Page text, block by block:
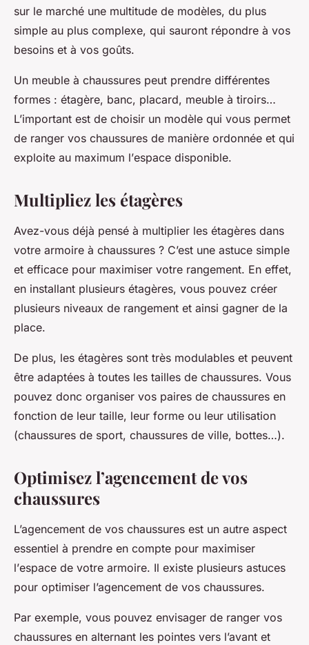
sur le marché une multitude de modèles, du plus
simple au plus complexe, qui sauront répondre à vos
besoins et à vos goûts.
Un meuble à chaussures peut prendre différentes
formes : étagère, banc, placard, meuble à tiroirs…
L’important est de choisir un modèle qui vous permet
de ranger vos chaussures de manière ordonnée et qui
exploite au maximum l’espace disponible.
Multipliez les étagères
Avez-vous déjà pensé à multiplier les étagères dans
votre armoire à chaussures ? C’est une astuce simple
et efficace pour maximiser votre rangement. En effet,
en installant plusieurs étagères, vous pouvez créer
plusieurs niveaux de rangement et ainsi gagner de la
place.
De plus, les étagères sont très modulables et peuvent
être adaptées à toutes les tailles de chaussures. Vous
pouvez donc organiser vos paires de chaussures en
fonction de leur taille, leur forme ou leur utilisation
(chaussures de sport, chaussures de ville, bottes…).
Optimisez l’agencement de vos
chaussures
L’agencement de vos chaussures est un autre aspect
essentiel à prendre en compte pour maximiser
l’espace de votre armoire. Il existe plusieurs astuces
pour optimiser l’agencement de vos chaussures.
Par exemple, vous pouvez envisager de ranger vos
chaussures en alternant les pointes vers l’avant et